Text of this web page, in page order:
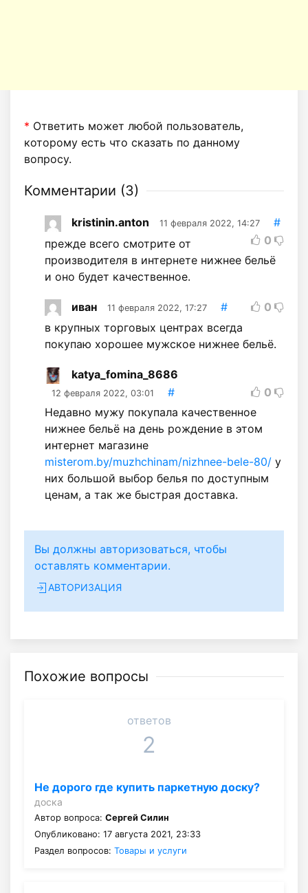
* Ответить может любой пользователь,
которому есть что сказать по данному
вопросу.
Комментарии (3)
kristinin.anton 11 февраля 2022, 14:27
#
0
прежде всего смотрите от
производителя в интернете нижнее бельё
и оно будет качественное.
иван 11 февраля 2022, 17:27 #
0
в крупных торговых центрах всегда
покупаю хорошее мужское нижнее бельё.
katya_fomina_8686
12 февраля 2022, 03:01 #
0
Недавно мужу покупала качественное
нижнее бельё на день рождение в этом
интернет магазине
misterom.by/muzhchinam/nizhnee-bele-80/ у
них большой выбор белья по доступным
ценам, а так же быстрая доставка.
Вы должны авторизоваться, чтобы
оставлять комментарии.
АВТОРИЗАЦИЯ
Похожие вопросы
ответов
2
Не дорого где купить паркетную доску?
доска
Автор вопроса: Сергей Силин
Опубликовано: 17 августа 2021, 23:33
Раздел вопросов: Товары и услуги